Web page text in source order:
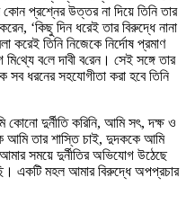
প্রশ্নের উত্তর না দিয়ে তিনি তার
‘কিছু দিন ধরেই তার বিরুদ্ধে নানা
করেই তিনি নিজেকে নির্দোষ প্রমাণ
ব‌লে দাবী ব‌রেন। সেই সঙ্গে তার
ধরনের সহযোগীতা করা হবে তি‌নি
কোনো দুর্নীতি করিনি, আমি সৎ, দক্ষ ও
আমি তার শাস্তি চাই, দুদককে আমি
সময়ে দুর্নীতির অভিযোগ উঠেছে
একটি মহল আমার বিরুদ্ধে অপপ্রচার